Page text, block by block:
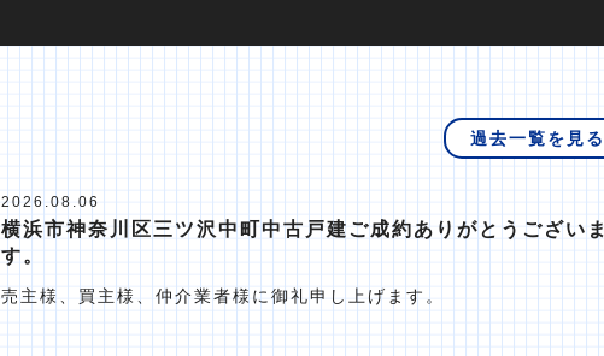
2026.08.06
横浜市神奈川区三ツ沢中町中古戸建ご成約ありがとうございま
す。
売主様、買主様、仲介業者様に御礼申し上げます。
過去一覧を見る